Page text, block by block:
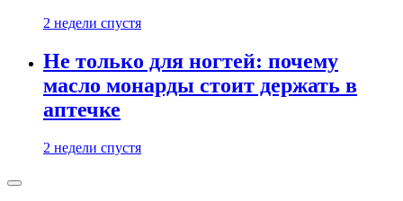
2 недели спустя
Не только для ногтей: почему
масло монарды стоит держать в
аптечке
2 недели спустя